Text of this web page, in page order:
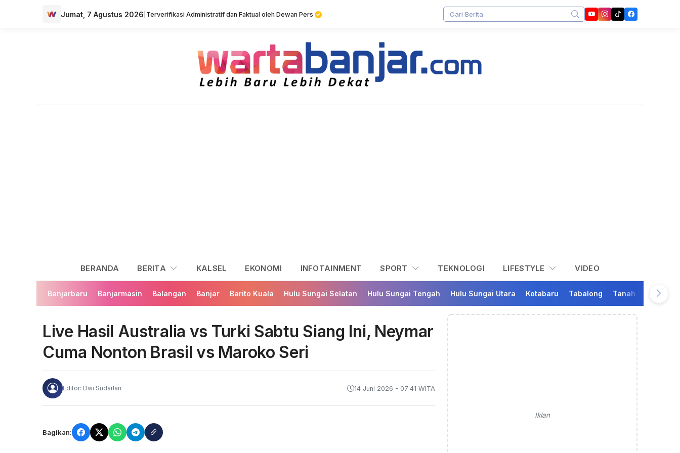
Jumat, 7 Agustus 2026 Terverifikasi Administratif dan Faktual oleh Dewan Pers
BERANDA BERITA KALSEL EKONOMI INFOTAINMENT SPORT TEKNOLOGI LIFESTYLE VIDEO
Banjarbaru Banjarmasin Balangan Banjar Barito Kuala Hulu Sungai Selatan Hulu Sungai Tengah Hulu Sungai Utara Kotabaru Tabalong Tanah Bumbu
Live Hasil Australia vs Turki Sabtu Siang Ini, Neymar
Cuma Nonton Brasil vs Maroko Seri
Editor: Dwi Sudarlan 14 Juni 2026 - 07:41 WITA
Bagikan:
Iklan